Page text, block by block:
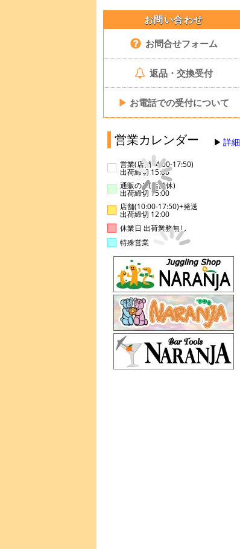
お問い合わせ
お問合せフォーム
返品・交換受付
▶ お電話での受付について
営業カレンダー 詳細
営業(店舗14:00-17:50)
出荷締切 15:00
通販のみ(店舗休)
出荷締切 15:00
店舗(10:00-17:50)+発送
出荷締切 12:00
休業日 出荷業務無し
特殊営業